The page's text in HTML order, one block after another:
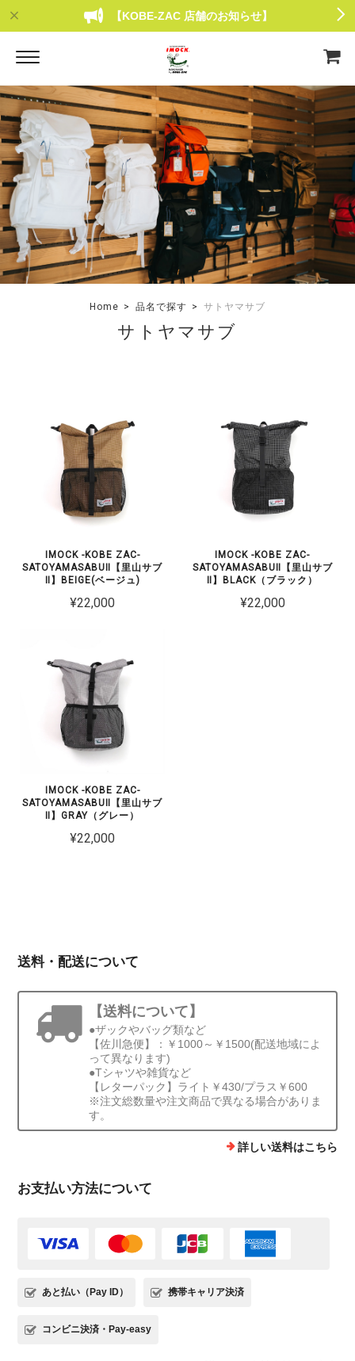
【KOBE-ZAC 店舗のお知らせ】
Home 品名で探す サトヤマサブ
サトヤマサブ
IMOCK -KOBE ZAC-
SATOYAMASABUⅡ【里山サブ
Ⅱ】BEIGE(ベージュ)
¥22,000
IMOCK -KOBE ZAC-
SATOYAMASABUⅡ【里山サブ
Ⅱ】BLACK（ブラック）
¥22,000
IMOCK -KOBE ZAC-
SATOYAMASABUⅡ【里山サブ
Ⅱ】GRAY（グレー）
¥22,000
送料・配送について
【送料について】
●ザックやバッグ類など
【佐川急便】：￥1000～￥1500(配送地域によ
って異なります)
●Tシャツや雑貨など
【レターパック】ライト￥430/プラス￥600
※注文総数量や注文商品で異なる場合がありま
す。
詳しい送料はこちら
お支払い方法について
あと払い（Pay ID） 携帯キャリア決済
コンビニ決済・Pay-easy